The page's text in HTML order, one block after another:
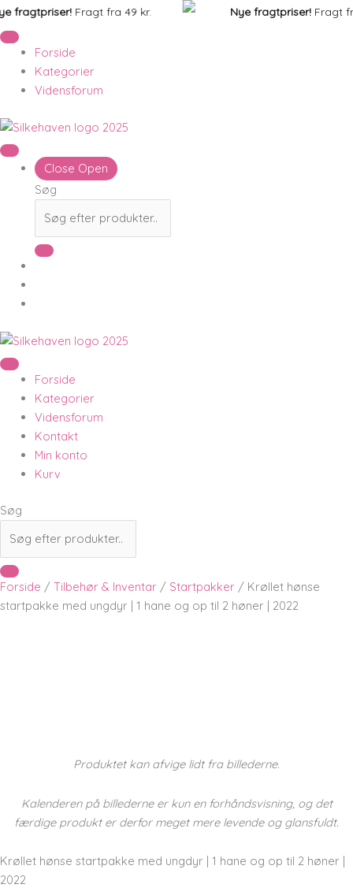
Gå
til
indholdet
Fragt fra 49 kr. Nye fragtpriser!Fragt fra
Forside
Kategorier
Vidensforum
Close Open
Søg
Forside
Kategorier
Vidensforum
Kontakt
Min konto
Kurv
Søg
Forside / Tilbehør & Inventar / Startpakker / Krøllet hønse
startpakke med ungdyr | 1 hane og op til 2 høner | 2022
Produktet kan afvige lidt fra billederne.
Kalenderen på billederne er kun en forhåndsvisning, og det
færdige produkt er derfor meget mere levende og glansfuldt.
Krøllet hønse startpakke med ungdyr | 1 hane og op til 2 høner |
2022